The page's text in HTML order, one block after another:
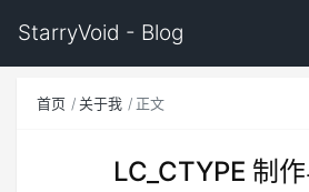
StarryVoid - Blog
首页 关于我 正文
LC_CTYPE 制